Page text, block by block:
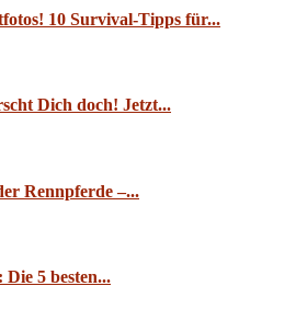
10 Survival-Tipps für...
Dich doch! Jetzt...
Rennpferde –...
5 besten...